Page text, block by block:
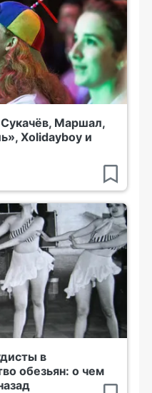
Маршал,
Xolidayboy и
в
обезьян: о чем